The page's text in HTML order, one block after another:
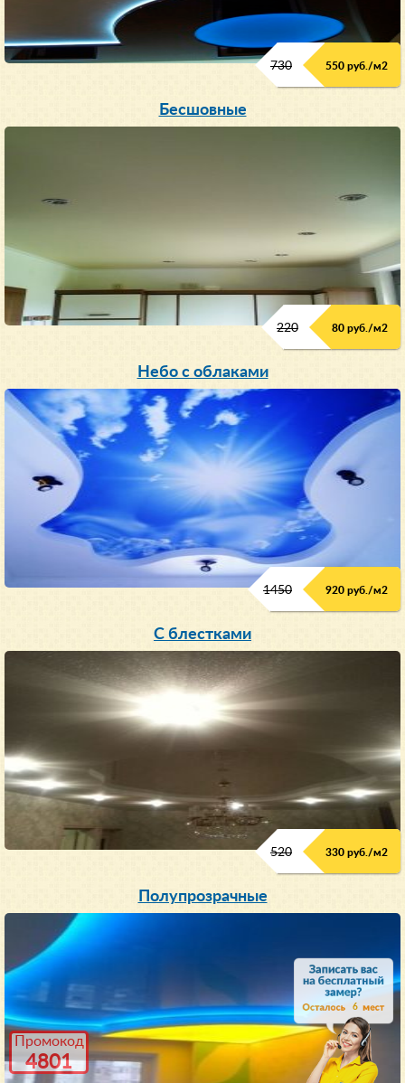
6
Промокод
4801
730 550 руб./м2
Бесшовные
220 80 руб./м2
Небо с облаками
1450 920 руб./м2
C блестками
520 330 руб./м2
Полупрозрачные